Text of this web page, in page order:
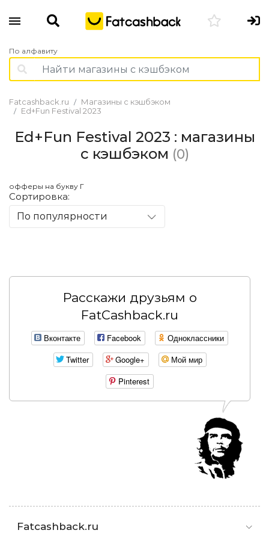
По алфавиту
Fatcashback.ru
Магазины с кэшбэком
Ed+Fun Festival 2023
Ed+Fun Festival 2023 : магазины
с кэшбэком (0)
офферы на букву Г
Сортировка:
По популярности
Расскажи друзьям о
FatCashback.ru
Вконтакте Facebook
Одноклассники
Twitter
Google+
Мой мир
Pinterest
Fatcashback.ru